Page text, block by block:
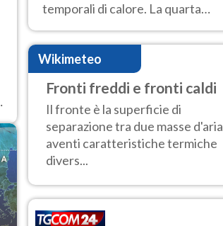
temporali di calore. La quarta
intensa ondata di calore non dà
tregua e durerà fino Ferragosto
Wikimeteo
Fronti freddi e fronti caldi
Il fronte è la superficie di
separazione tra due masse d'aria
aventi caratteristiche termiche
divers...